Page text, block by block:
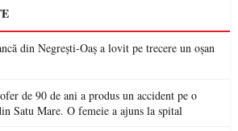
din Negrești-Oaș a lovit pe trecere un oșan
de 90 de ani a produs un accident pe o
Satu Mare. O femeie a ajuns la spital